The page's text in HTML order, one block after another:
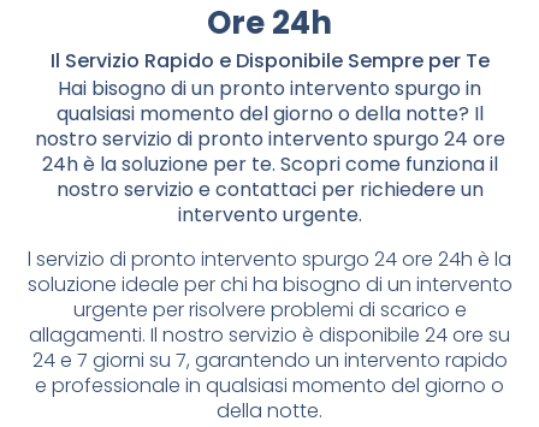
Ore 24h
Il Servizio Rapido e Disponibile Sempre per Te
Hai bisogno di un pronto intervento spurgo in
qualsiasi momento del giorno o della notte? Il
nostro servizio di pronto intervento spurgo 24 ore
24h è la soluzione per te. Scopri come funziona il
nostro servizio e contattaci per richiedere un
intervento urgente.
l servizio di pronto intervento spurgo 24 ore 24h è la
soluzione ideale per chi ha bisogno di un intervento
urgente per risolvere problemi di scarico e
allagamenti. Il nostro servizio è disponibile 24 ore su
24 e 7 giorni su 7, garantendo un intervento rapido
e professionale in qualsiasi momento del giorno o
della notte.